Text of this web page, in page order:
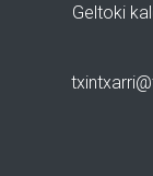
Geltoki